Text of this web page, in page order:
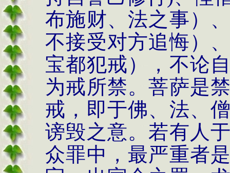
布施财、法之事）
不接受对方追悔）
宝都犯戒），不论
为戒所禁。菩萨是
戒，即于佛、法、
谤毁之意。若有人
众罪中，最严重者